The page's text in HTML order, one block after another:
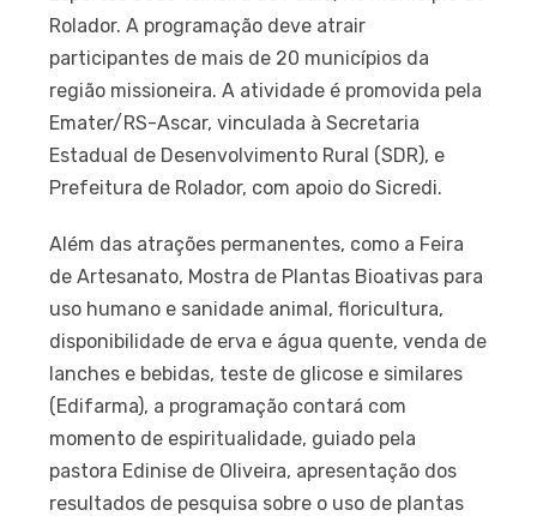
Rolador. A programação deve atrair
participantes de mais de 20 municípios da
região missioneira. A atividade é promovida pela
Emater/RS-Ascar, vinculada à Secretaria
Estadual de Desenvolvimento Rural (SDR), e
Prefeitura de Rolador, com apoio do Sicredi.
Além das atrações permanentes, como a Feira
de Artesanato, Mostra de Plantas Bioativas para
uso humano e sanidade animal, floricultura,
disponibilidade de erva e água quente, venda de
lanches e bebidas, teste de glicose e similares
(Edifarma), a programação contará com
momento de espiritualidade, guiado pela
pastora Edinise de Oliveira, apresentação dos
resultados de pesquisa sobre o uso de plantas